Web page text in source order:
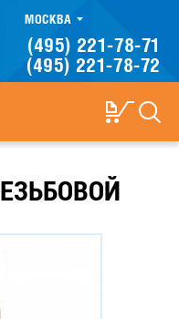
МОСКВА
(495) 221-78-71
(495) 221-78-72